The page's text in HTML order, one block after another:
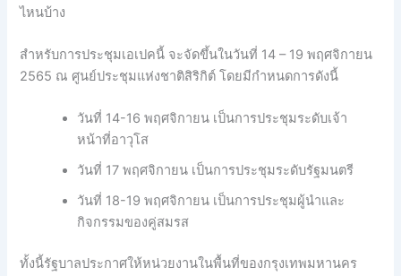
ไหนบ้าง
สำหรับการประชุมเอเปคนี้ จะจัดขึ้นในวันที่ 14 – 19 พฤศจิกายน
2565 ณ ศูนย์ประชุมแห่งชาติสิริกิต์ โดยมีกำหนดการดังนี้
วันที่ 14-16 พฤศจิกายน เป็นการประชุมระดับเจ้า
หน้าที่อาวุโส
วันที่ 17 พฤศจิกายน เป็นการประชุมระดับรัฐมนตรี
วันที่ 18-19 พฤศจิกายน เป็นการประชุมผู้นำและ
กิจกรรมของคู่สมรส
ทั้งนี้รัฐบาลประกาศให้หน่วยงานในพื้นที่ของกรุงเทพมหานคร